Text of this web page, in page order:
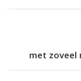
met zoveel